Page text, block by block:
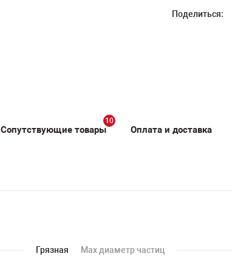
Поделиться:
Сопутствующие товары
10
Оплата и доставка
Грязная Мах диаметр частиц